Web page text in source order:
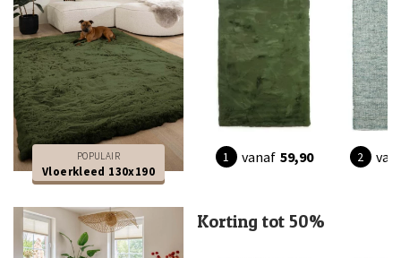
POPULAIR
Vloerkleed 130x190
vanaf 59,90
Korting tot 50%